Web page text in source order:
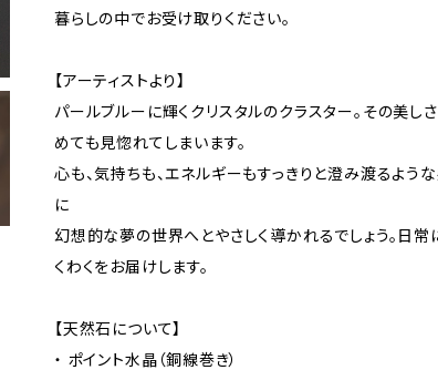
暮らしの中でお受け取りください。
【アーティストより】
パールブルーに輝くクリスタルのクラスター。その美し
めても見惚れてしまいます。
心も、気持ちも、エネルギーもすっきりと澄み渡るよう
に
幻想的な夢の世界へとやさしく導かれるでしょう。日常
くわくをお届けします。
【天然石について】
・ ポイント水晶（銅線巻き）